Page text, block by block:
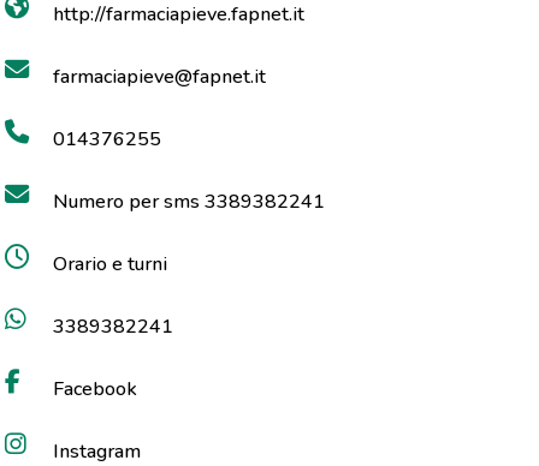
http://farmaciapieve.fapnet.it
farmaciapieve@fapnet.it
014376255
Numero per sms 3389382241
Orario e turni
3389382241
Facebook
Instagram